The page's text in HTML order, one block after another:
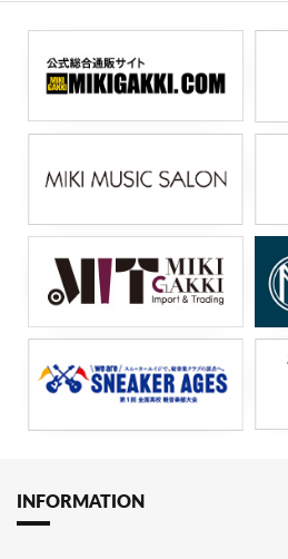
INFORMATION